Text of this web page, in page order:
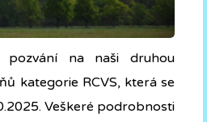
pozvání na naši druhou
kategorie RCVS, která se
Veškeré podrobnosti